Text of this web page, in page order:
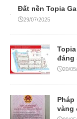
Đất nền Topia
29/07/2025
đáng
20/
Pháp
vàng